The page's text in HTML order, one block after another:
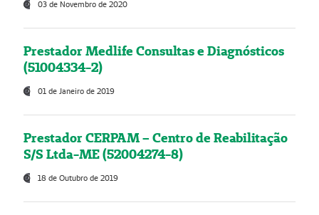
03 de Novembro de 2020
Prestador Medlife Consultas e Diagnósticos
(51004334-2)
01 de Janeiro de 2019
Prestador CERPAM – Centro de Reabilitação
S/S Ltda-ME (52004274-8)
18 de Outubro de 2019